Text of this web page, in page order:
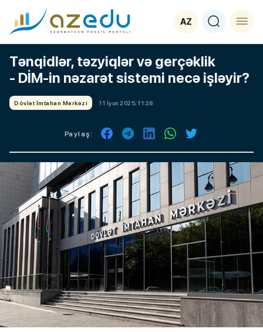
AZ
Tənqidlər, təzyiqlər və gerçəklik
- DİM-in nəzarət sistemi necə işləyir?
Dövlət İmtahan Mərkəzi 11 İyun 2025, 11:28
Paylaş: